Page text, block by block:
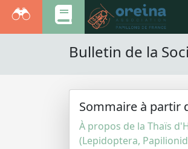
Bulletin de la
Sommaire à partir
À propos de la Thaïs
(Lepidoptera,